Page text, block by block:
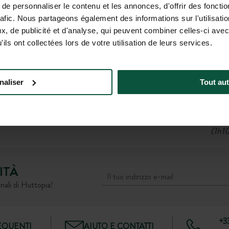
personnaliser le contenu et les annonces, d'offrir des
Nous partageons également des informations sur
de publicité et d'analyse, qui peuvent combiner celles-ci
ont collectées lors de votre utilisation de leurs services.
Tout
direzione île d’Oléron.
poi seguire Marans / La
Rochefort, poi seguire
le indicazioni Huttopia.
Partenza alla fermata
Bus regionale
Partenza alla fermata
di Huttopia!
AIUTO E CONTATTI